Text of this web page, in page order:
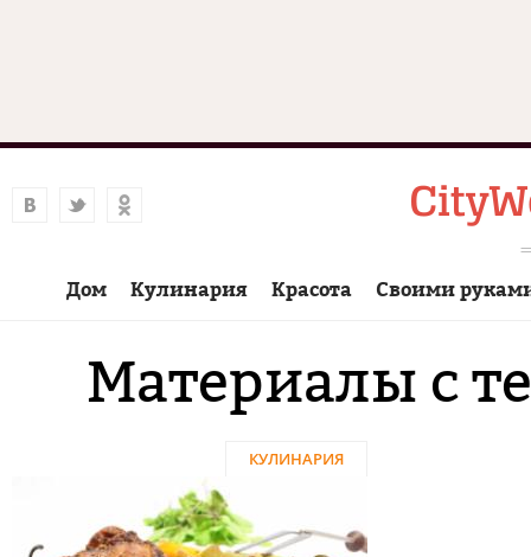
Дом Кулинария Красота Своими
Материалы с
КУЛИНАРИЯ